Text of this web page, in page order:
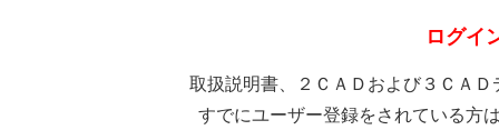
ログイ
取扱説明書、２ＣＡＤおよび３ＣＡ
すでにユーザー登録をされている方